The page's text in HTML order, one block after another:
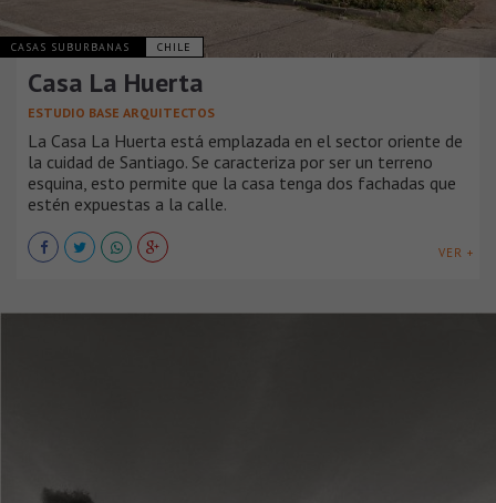
CASAS SUBURBANAS CHILE
Casa La Huerta
ESTUDIO BASE ARQUITECTOS
La Casa La Huerta está emplazada en el sector oriente de
la cuidad de Santiago. Se caracteriza por ser un terreno
esquina, esto permite que la casa tenga dos fachadas que
estén expuestas a la calle.
VER +